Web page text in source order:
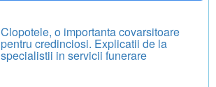
Clopotele, o importanta covarsitoare
pentru credinciosi. Explicatii de la
specialistii in servicii funerare